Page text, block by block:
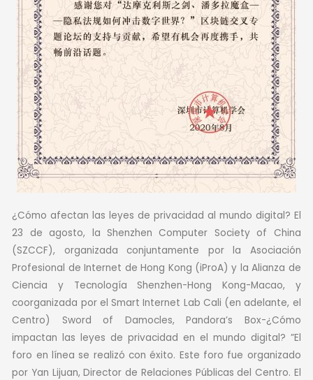
¿Cómo afectan las leyes de privacidad al mundo digital? El
23 de agosto, la Shenzhen Computer Society of China
(SZCCF), organizada conjuntamente por la Asociación
Profesional de Internet de Hong Kong (iProA) y la Alianza de
Ciencia y Tecnología Shenzhen-Hong Kong-Macao, y
coorganizada por el Smart Internet Lab Cali (en adelante, el
Centro) Sword of Damocles, Pandora’s Box-¿Cómo
impactan las leyes de privacidad en el mundo digital? ”El
foro en línea se realizó con éxito. Este foro fue organizado
por Yan Lijuan, Director de Relaciones Públicas del Centro. El